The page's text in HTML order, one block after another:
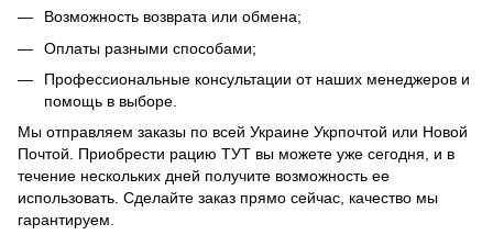
Возможность возврата или обмена;
Оплаты разными способами;
Профессиональные консультации от наших менеджеров и
помощь в выборе.
Мы отправляем заказы по всей Украине Укрпочтой или Новой
Почтой. Приобрести рацию ТУТ вы можете уже сегодня, и в
течение нескольких дней получите возможность ее
использовать. Сделайте заказ прямо сейчас, качество мы
гарантируем.